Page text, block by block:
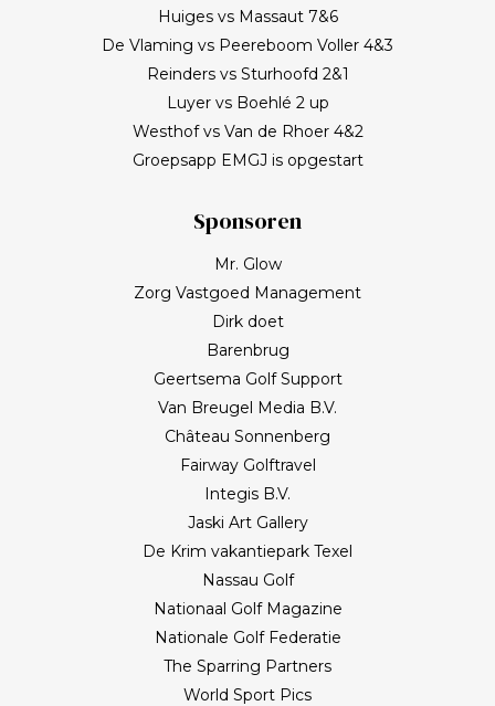
Huiges vs Massaut 7&6
De Vlaming vs Peereboom Voller 4&3
Reinders vs Sturhoofd 2&1
Luyer vs Boehlé 2 up
Westhof vs Van de Rhoer 4&2
Groepsapp EMGJ is opgestart
Sponsoren
Mr. Glow
Zorg Vastgoed Management
Dirk doet
Barenbrug
Geertsema Golf Support
Van Breugel Media B.V.
Château Sonnenberg
Fairway Golftravel
Integis B.V.
Jaski Art Gallery
De Krim vakantiepark Texel
Nassau Golf
Nationaal Golf Magazine
Nationale Golf Federatie
The Sparring Partners
World Sport Pics